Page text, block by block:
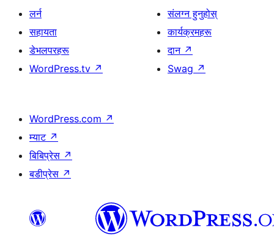
लर्न
सहायता
डेभलपरहरू
WordPress.tv ↗
संलग्न हुनुहोस्
कार्यक्रमहरू
दान ↗
Swag ↗
WordPress.com ↗
म्याट ↗
बिबिप्रेस ↗
बडीप्रेस ↗